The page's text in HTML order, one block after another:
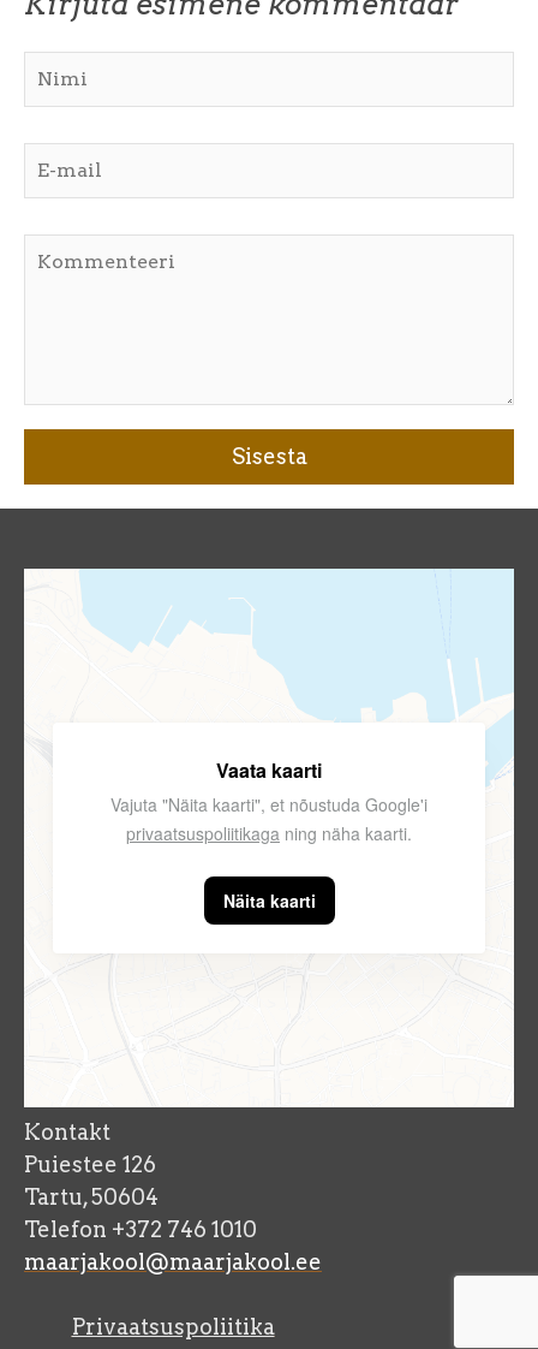
Vaata kaarti
Vajuta "Näita kaarti", et nõustuda Google'i
privaatsuspoliitikaga ning näha kaarti.
Näita kaarti
Kontakt
Puiestee 126
Tartu, 50604
Telefon +372 746 1010
maarjakool@maarjakool.ee
Privaatsuspoliitika